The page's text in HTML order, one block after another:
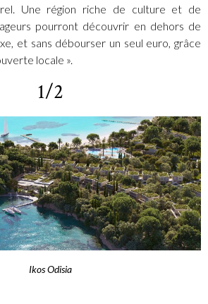
Une région riche de culture et de
pourront découvrir en dehors de
et sans débourser un seul euro, grâce
locale ».
1/2
Ikos Odisia